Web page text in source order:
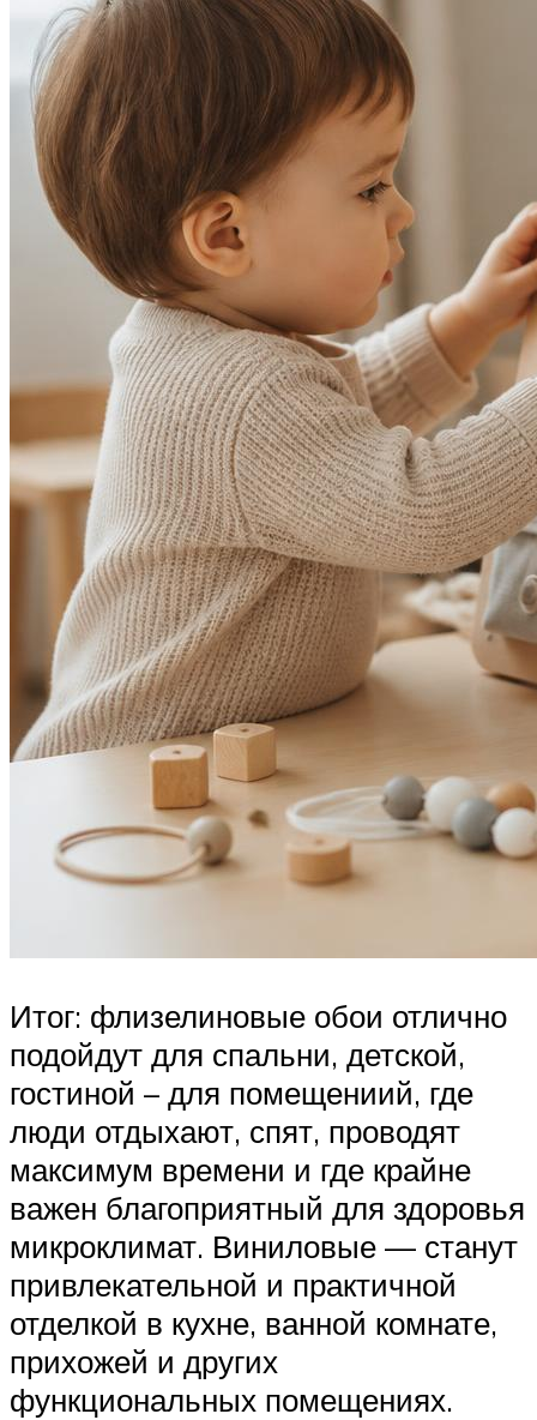
Итог: флизелиновые обои отлично
подойдут для спальни, детской,
гостиной – для помещениий, где
люди отдыхают, спят, проводят
максимум времени и где крайне
важен благоприятный для здоровья
микроклимат. Виниловые — станут
привлекательной и практичной
отделкой в кухне, ванной комнате,
прихожей и других
функциональных помещениях.